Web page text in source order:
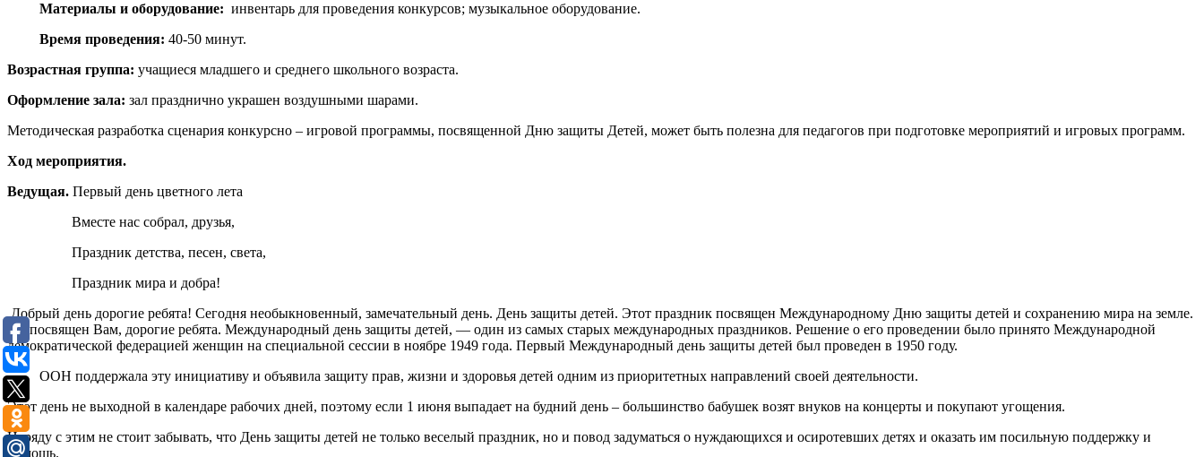
Материалы и оборудование: инвентарь для проведения конкурсов; музыкальное оборудование.
Время проведения: 40-50 минут.
Возрастная группа: учащиеся младшего и среднего школьного возраста.
Оформление зала: зал празднично украшен воздушными шарами.
Методическая разработка сценария конкурсно – игровой программы, посвященной Дню защиты Детей, может быть полезна для педагогов при подготовке мероприятий и игровых программ.
Ход мероприятия.
Ведущая. Первый день цветного лета
Вместе нас собрал, друзья,
Праздник детства, песен, света,
Праздник мира и добра!
Добрый день дорогие ребята! Сегодня необыкновенный, замечательный день. День защиты детей. Этот праздник посвящен Международному Дню защиты детей и сохранению мира на земле.
Он посвящен Вам, дорогие ребята. Международный день защиты детей, — один из самых старых международных праздников. Решение о его проведении было принято Международной
демократической федерацией женщин на специальной сессии в ноябре 1949 года. Первый Международный день защиты детей был проведен в 1950 году.
ООН поддержала эту инициативу и объявила защиту прав, жизни и здоровья детей одним из приоритетных направлений своей деятельности.
Этот день не выходной в календаре рабочих дней, поэтому если 1 июня выпадает на будний день – большинство бабушек возят внуков на концерты и покупают угощения.
Наряду с этим не стоит забывать, что День защиты детей не только веселый праздник, но и повод задуматься о нуждающихся и осиротевших детях и оказать им посильную поддержку и
помощь.